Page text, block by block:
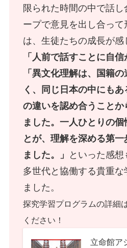
限られた時間の中で話
ープで意見を出し合って
は、生徒たちの成長が感
「人前で話すことに自信
「異文化理解は、国籍
く、同じ日本の中にも
の違いを認め合うことか
ました。一人ひとりの
とが、理解を深める第
ました。」
といった感想
多世代と協働する貴重な
ました。
探究学習プログラムの詳細
ください！
立命館ア